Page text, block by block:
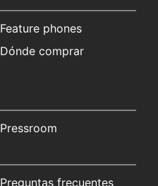
Feature phones
Dónde comprar
Pressroom
Preguntas frecuentes